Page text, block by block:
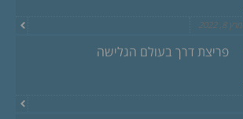
מרץ 8, 2022
פריצת דרך בעולם הגלישה